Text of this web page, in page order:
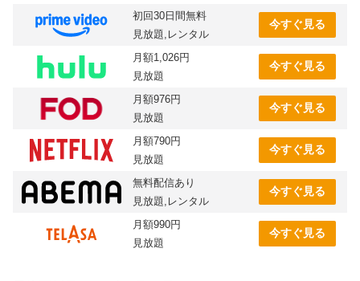
初回30日間無料
見放題,レンタル
今すぐ見る
月額1,026円
見放題
今すぐ見る
月額976円
見放題
今すぐ見る
月額790円
見放題
今すぐ見る
無料配信あり
見放題,レンタル
今すぐ見る
月額990円
見放題
今すぐ見る